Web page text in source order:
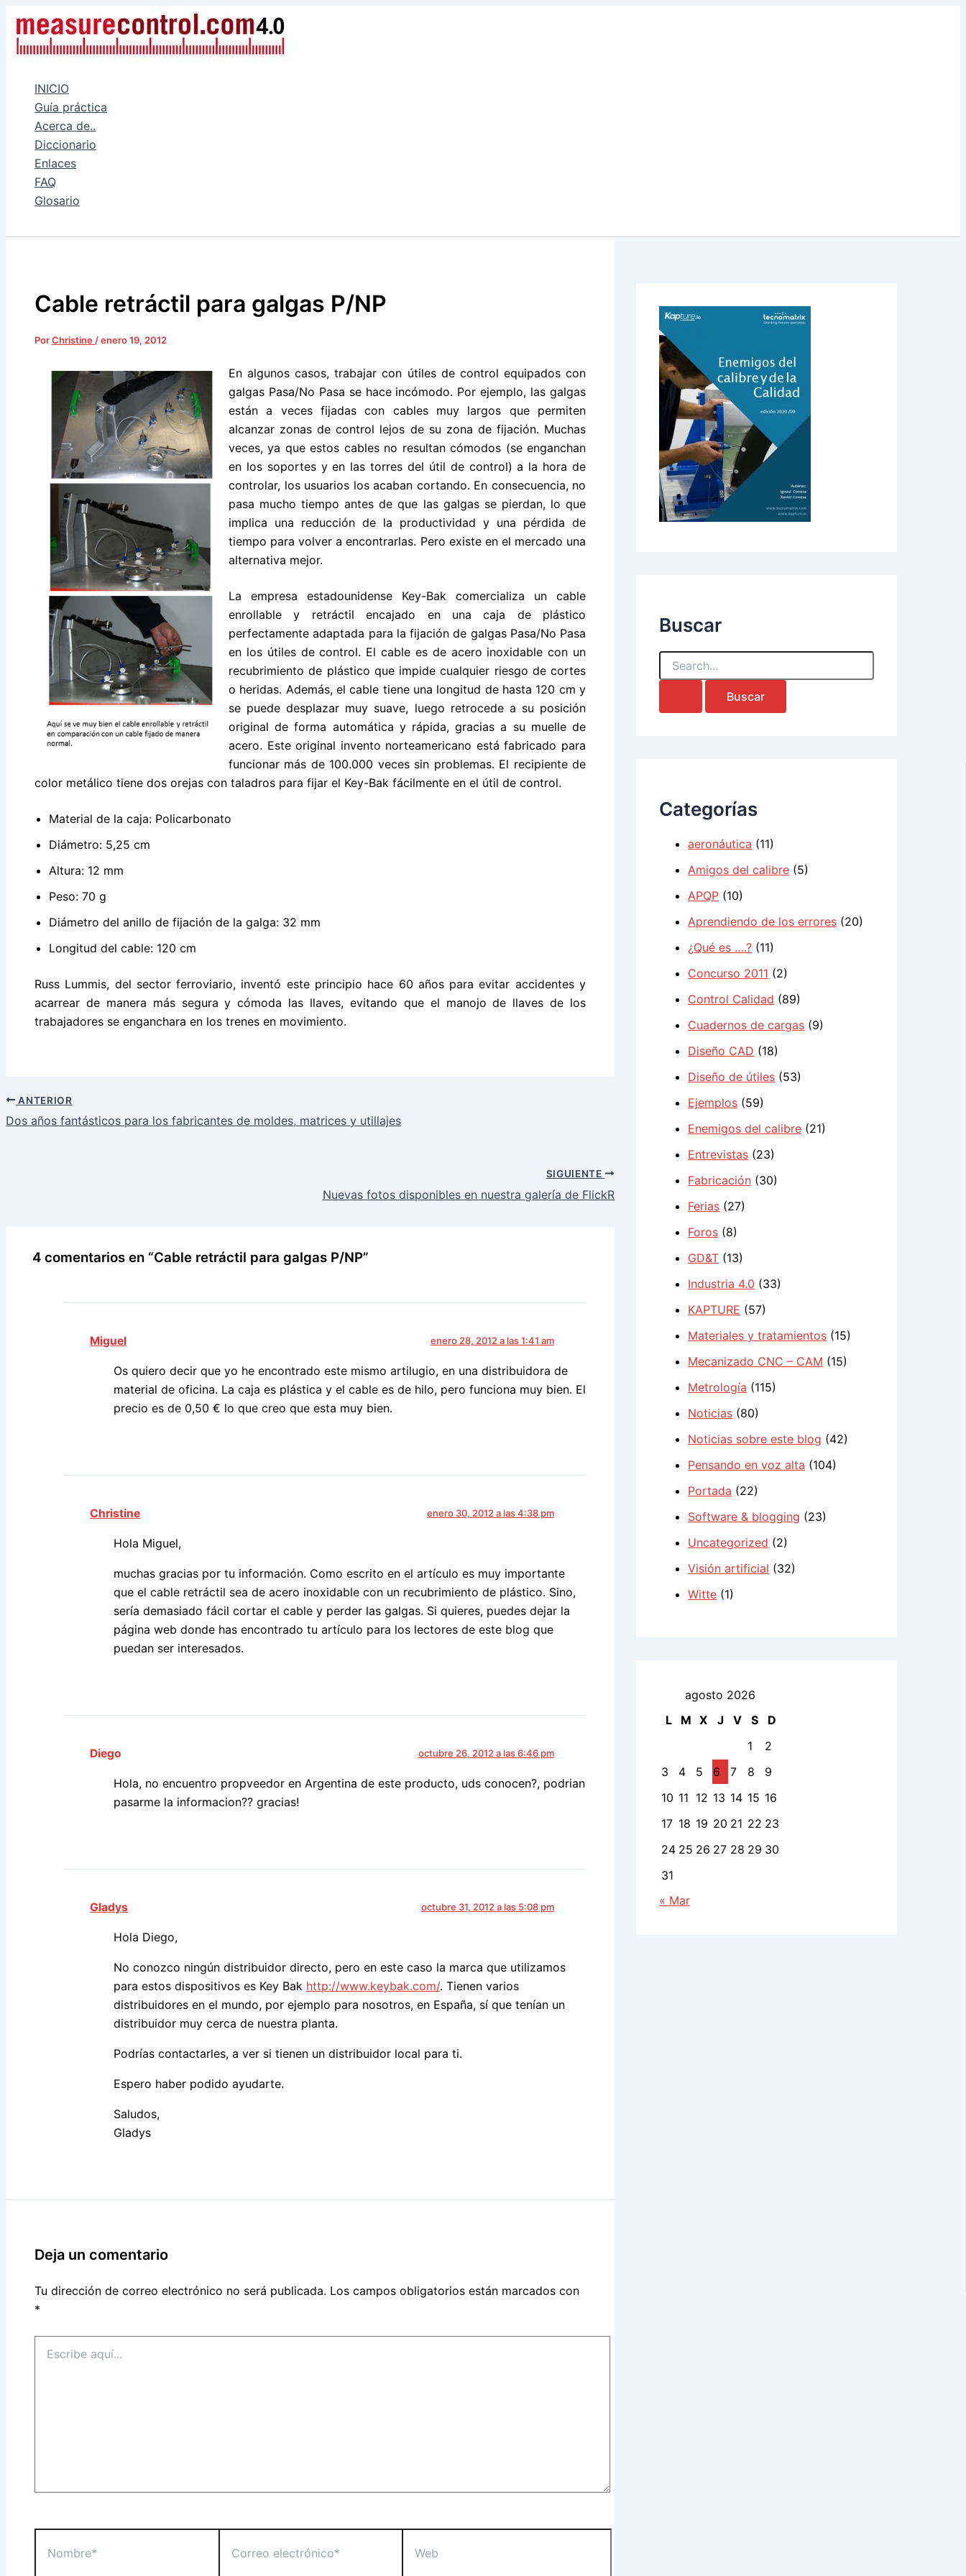
contenido
INICIO
Guía práctica
Acerca de..
Diccionario
Enlaces
FAQ
Glosario
Cable retráctil para galgas P/NP
PorChristine /enero 19, 2012
En algunos casos, trabajar con útiles de control equipados con
galgas Pasa/No Pasa se hace incómodo. Por ejemplo, las galgas
están a veces fijadas con cables muy largos que permiten
alcanzar zonas de control lejos de su zona de fijación. Muchas
veces, ya que estos cables no resultan cómodos (se enganchan
en los soportes y en las torres del útil de control) a la hora de
controlar, los usuarios los acaban cortando. En consecuencia, no
pasa mucho tiempo antes de que las galgas se pierdan, lo que
implica una reducción de la productividad y una pérdida de
tiempo para volver a encontrarlas. Pero existe en el mercado una
alternativa mejor.
La empresa estadounidense Key-Bak comercializa un cable
enrollable y retráctil encajado en una caja de plástico
perfectamente adaptada para la fijación de galgas Pasa/No Pasa
en los útiles de control. El cable es de acero inoxidable con un
recubrimiento de plástico que impide cualquier riesgo de cortes
o heridas. Además, el cable tiene una longitud de hasta 120 cm y
se puede desplazar muy suave, luego retrocede a su posición
original de forma automática y rápida, gracias a su muelle de
acero. Este original invento norteamericano está fabricado para
funcionar más de 100.000 veces sin problemas. El recipiente de
color metálico tiene dos orejas con taladros para fijar el Key-Bak fácilmente en el útil de control.
Material de la caja: Policarbonato
Diámetro: 5,25 cm
Altura: 12 mm
Peso: 70 g
Diámetro del anillo de fijación de la galga: 32 mm
Longitud del cable: 120 cm
Russ Lummis, del sector ferroviario, inventó este principio hace 60 años para evitar accidentes y
acarrear de manera más segura y cómoda las llaves, evitando que el manojo de llaves de los
trabajadores se enganchara en los trenes en movimiento.
ANTERIOR
Dos años fantásticos para los fabricantes de moldes, matrices y utillajes
SIGUIENTE
Nuevas fotos disponibles en nuestra galería de FlickR
4 comentarios en “Cable retráctil para galgas P/NP”
Miguel enero 28, 2012 a las 1:41 am
Os quiero decir que yo he encontrado este mismo artilugio, en una distribuidora de
material de oficina. La caja es plástica y el cable es de hilo, pero funciona muy bien. El
precio es de 0,50 € lo que creo que esta muy bien.
Christine enero 30, 2012 a las 4:38 pm
Hola Miguel,
muchas gracias por tu información. Como escrito en el artículo es muy importante
que el cable retráctil sea de acero inoxidable con un recubrimiento de plástico. Sino,
sería demasiado fácil cortar el cable y perder las galgas. Si quieres, puedes dejar la
página web donde has encontrado tu artículo para los lectores de este blog que
puedan ser interesados.
Diego octubre 26, 2012 a las 6:46 pm
Hola, no encuentro propveedor en Argentina de este producto, uds conocen?, podrian
pasarme la informacion?? gracias!
Gladys octubre 31, 2012 a las 5:08 pm
Hola Diego,
No conozco ningún distribuidor directo, pero en este caso la marca que utilizamos
para estos dispositivos es Key Bak http://www.keybak.com/. Tienen varios
distribuidores en el mundo, por ejemplo para nosotros, en España, sí que tenían un
distribuidor muy cerca de nuestra planta.
Podrías contactarles, a ver si tienen un distribuidor local para ti.
Espero haber podido ayudarte.
Saludos,
Gladys
Deja un comentario
Tu dirección de correo electrónico no será publicada. Los campos obligatorios están marcados con
*
aquí...
electrónico*
Buscar
B
s
a
Categorías
aeronáutica (11)
Amigos del calibre (5)
APQP (10)
Aprendiendo de los errores (20)
¿Qué es ….? (11)
Concurso 2011 (2)
Control Calidad (89)
Cuadernos de cargas (9)
Diseño CAD (18)
Diseño de útiles (53)
Ejemplos (59)
Enemigos del calibre (21)
Entrevistas (23)
Fabricación (30)
Ferias (27)
Foros (8)
GD&T (13)
Industria 4.0 (33)
KAPTURE (57)
Materiales y tratamientos (15)
Mecanizado CNC – CAM (15)
Metrología (115)
Noticias (80)
Noticias sobre este blog (42)
Pensando en voz alta (104)
Portada (22)
Software & blogging (23)
Uncategorized (2)
Visión artificial (32)
Witte (1)
agosto 2026
L
M X J V S
D
1
2
3
4 5 6 7 8
9
10 11 12 13 14 15 16
17 18 19 20 21 22 23
24 25 26 27 28 29 30
31
« Mar